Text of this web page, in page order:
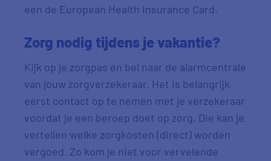
een de European Health Insurance Card.
Zorg nodig tijdens je vakantie?
Kijk op je zorgpas en bel naar de alarmcentrale
van jouw zorgverzekeraar. Het is belangrijk
eerst contact op te nemen met je verzekeraar
voordat je een beroep doet op zorg. Die kan je
vertellen welke zorgkosten (direct) worden
vergoed. Zo kom je niet voor vervelende